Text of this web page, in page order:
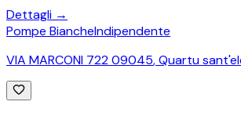
Dettagli →
Pompe BiancheIndipendente
VIA MARCONI 722 09045,Quartu